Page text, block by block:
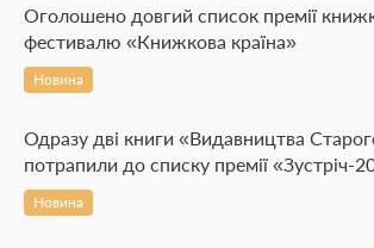
Оголошено довгий список премії
фестивалю «Книжкова країна»
Новина
Одразу дві книги «Видавництва
потрапили до списку премії «Зустріч-
Новина